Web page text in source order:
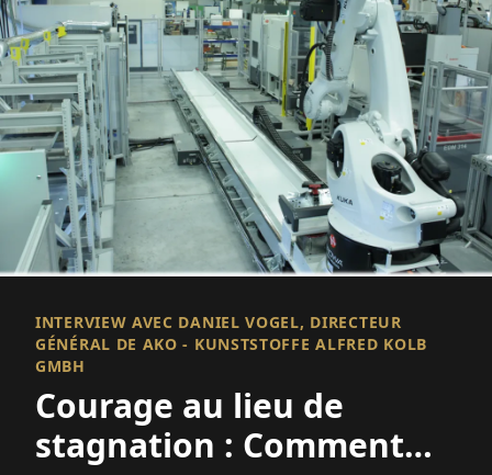
INTERVIEW AVEC DANIEL VOGEL, DIRECTEUR
GÉNÉRAL DE AKO - KUNSTSTOFFE ALFRED KOLB
GMBH
Courage au lieu de
stagnation : Comment